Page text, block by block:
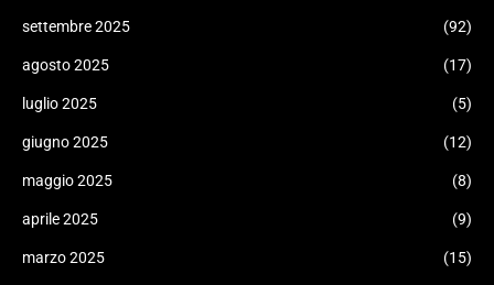
settembre 2025 (92)
agosto 2025 (17)
luglio 2025 (5)
giugno 2025 (12)
maggio 2025 (8)
aprile 2025 (9)
marzo 2025 (15)